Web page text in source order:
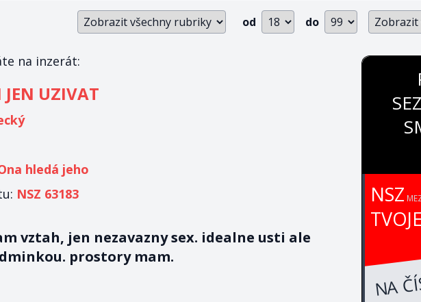
od do
na inzerát:
JEN UZIVAT
hledá jeho
NSZ 63183
vztah, jen nezavazny sex. idealne usti ale
prostory mam.
NSZ
NA